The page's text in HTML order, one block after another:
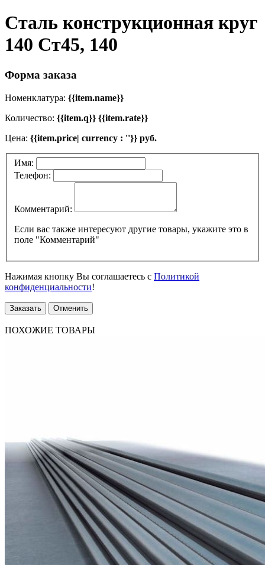
Сталь конструкционная круг
140 Ст45, 140
Форма заказа
Номенклатура: {{item.name}}
Количество: {{item.q}} {{item.rate}}
Цена: {{item.price| currency : ''}} руб.
Имя:
Телефон:
Комментарий:
Если вас также интересуют другие товары, укажите это в
поле "Комментарий"
Нажимая кнопку Вы соглашаетесь с Политикой
конфиденциальности!
Заказать Отменить
ПОХОЖИЕ ТОВАРЫ